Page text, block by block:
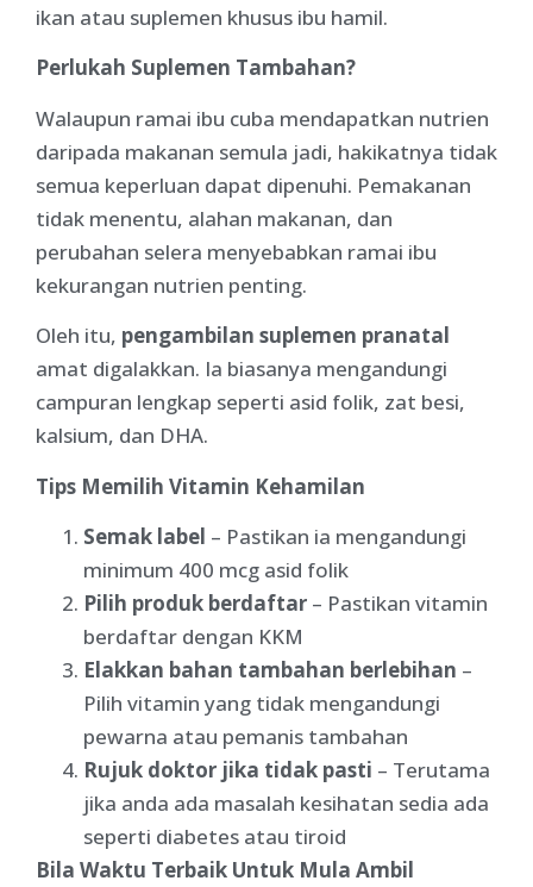
ikan atau suplemen khusus ibu hamil.
Perlukah Suplemen Tambahan?
Walaupun ramai ibu cuba mendapatkan nutrien
daripada makanan semula jadi, hakikatnya tidak
semua keperluan dapat dipenuhi. Pemakanan
tidak menentu, alahan makanan, dan
perubahan selera menyebabkan ramai ibu
kekurangan nutrien penting.
Oleh itu, pengambilan suplemen pranatal
amat digalakkan. Ia biasanya mengandungi
campuran lengkap seperti asid folik, zat besi,
kalsium, dan DHA.
Tips Memilih Vitamin Kehamilan
Semak label – Pastikan ia mengandungi
minimum 400 mcg asid folik
Pilih produk berdaftar – Pastikan vitamin
berdaftar dengan KKM
Elakkan bahan tambahan berlebihan –
Pilih vitamin yang tidak mengandungi
pewarna atau pemanis tambahan
Rujuk doktor jika tidak pasti – Terutama
jika anda ada masalah kesihatan sedia ada
seperti diabetes atau tiroid
Bila Waktu Terbaik Untuk Mula Ambil